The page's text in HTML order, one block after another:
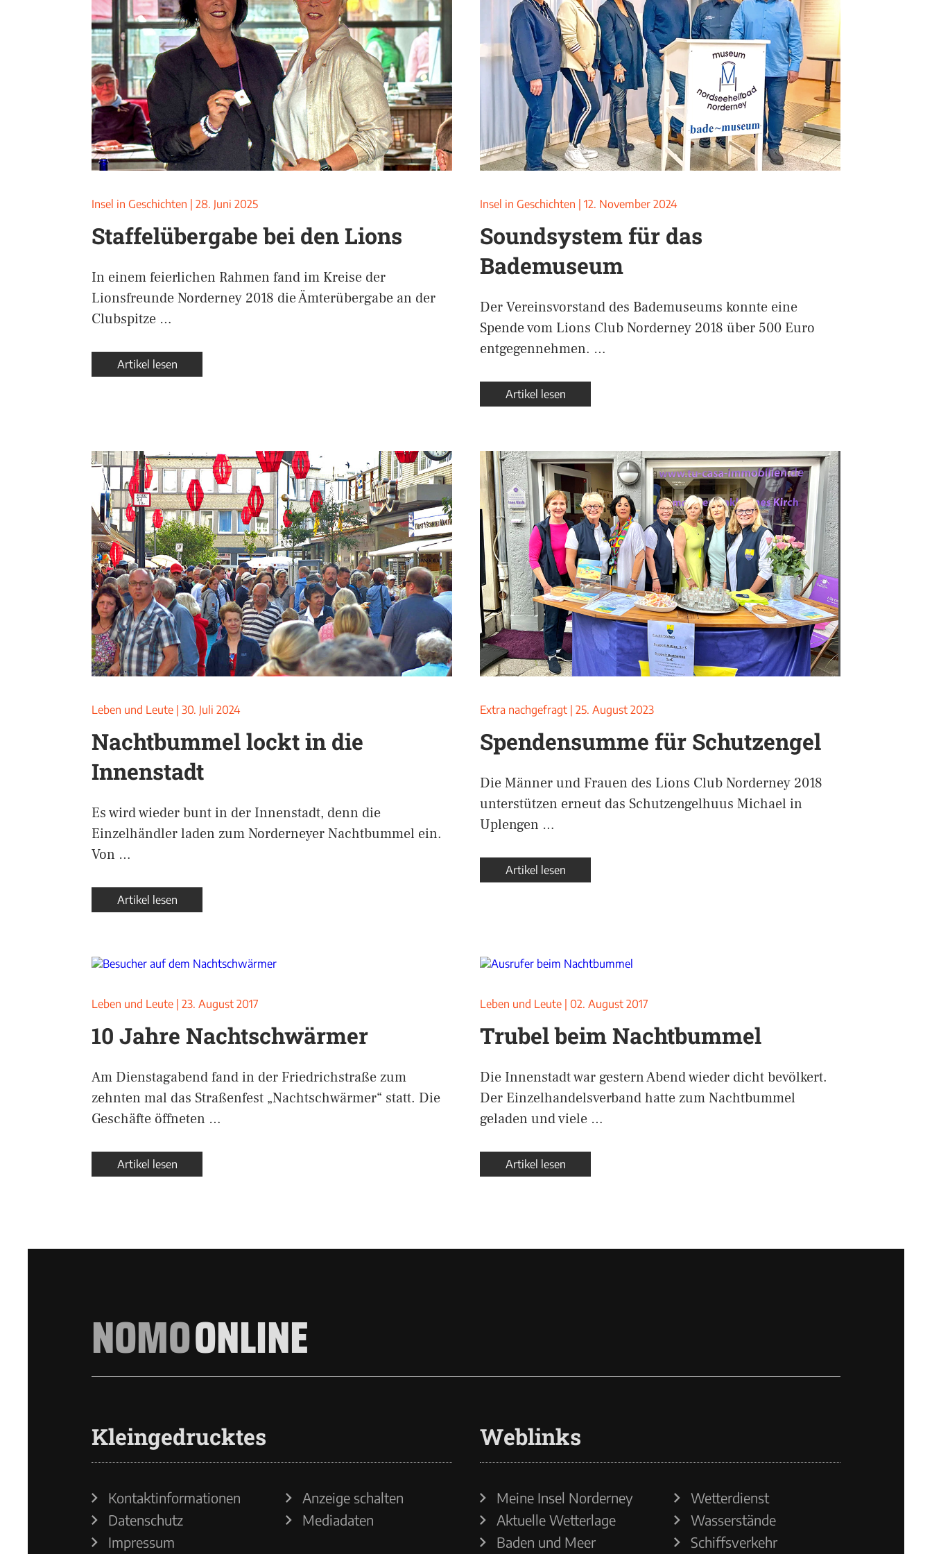
Insel in Geschichten 28. Juni 2025
Staffelübergabe bei den Lions
In einem feierlichen Rahmen fand im Kreise der
Lionsfreunde Norderney 2018 die Ämterübergabe an der
Clubspitze …
Artikel lesen
Insel in Geschichten 12. November 2024
Soundsystem für das
Bademuseum
Der Vereinsvorstand des Bademuseums konnte eine
Spende vom Lions Club Norderney 2018 über 500 Euro
entgegennehmen. …
Artikel lesen
Leben und Leute 30. Juli 2024
Nachtbummel lockt in die
Innenstadt
Es wird wieder bunt in der Innenstadt, denn die
Einzelhändler laden zum Norderneyer Nachtbummel ein.
Von …
Artikel lesen
Extra nachgefragt 25. August 2023
Spendensumme für Schutzengel
Die Männer und Frauen des Lions Club Norderney 2018
unterstützen erneut das Schutzengelhuus Michael in
Uplengen …
Artikel lesen
Leben und Leute 23. August 2017
10 Jahre Nachtschwärmer
Am Dienstagabend fand in der Friedrichstraße zum
zehnten mal das Straßenfest „Nachtschwärmer“ statt. Die
Geschäfte öffneten …
Artikel lesen
Leben und Leute 02. August 2017
Trubel beim Nachtbummel
Die Innenstadt war gestern Abend wieder dicht bevölkert.
Der Einzelhandelsverband hatte zum Nachtbummel
geladen und viele …
Artikel lesen
NOMOONLINE
Kleingedrucktes
Kontaktinformationen
Datenschutz
Impressum
Anzeige schalten
Mediadaten
Weblinks
Meine Insel Norderney
Aktuelle Wetterlage
Baden und Meer
Wetterdienst
Wasserstände
Schiffsverkehr